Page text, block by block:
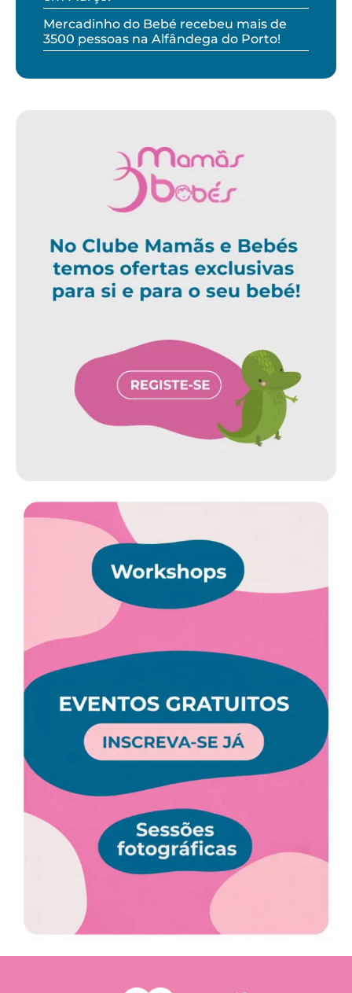
Mercadinho do Bebé recebeu mais de
3500 pessoas na Alfândega do Porto!